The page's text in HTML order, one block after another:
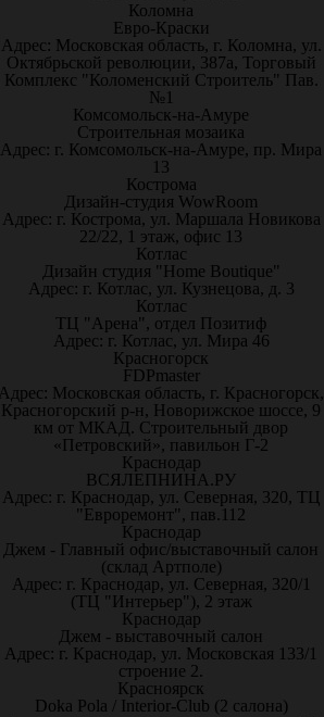
Коломна
Евро-Краски
Адрес: Московская область, г. Коломна, ул.
Октябрьской революции, 387а, Торговый
Комплекс "Коломенский Строитель" Пав.
№1
Комсомольск-на-Амуре
Строительная мозаика
Адрес: г. Комсомольск-на-Амуре, пр. Мира
13
Кострома
Дизайн-студия WowRoom
Адрес: г. Кострома, ул. Маршала Новикова
22/22, 1 этаж, офис 13
Котлас
Дизайн студия "Home Boutique"
Адрес: г. Котлас, ул. Кузнецова, д. 3
Котлас
ТЦ "Арена", отдел Позитиф
Адрес: г. Котлас, ул. Мира 46
Красногорск
FDPmaster
Московская область, г. Красногорск,
Красногорский р-н, Новорижское шоссе, 9
км от МКАД. Строительный двор
«Петровский», павильон Г-2
Краснодар
ВСЯЛЕПНИНА.РУ
Адрес: г. Краснодар, ул. Северная, 320, ТЦ
"Евроремонт", пав.112
Краснодар
Джем - Главный офис/выставочный салон
(склад Артполе)
Адрес: г. Краснодар, ул. Северная, 320/1
(ТЦ "Интерьер"), 2 этаж
Краснодар
Джем - выставочный салон
Адрес: г. Краснодар, ул. Московская 133/1
строение 2.
Красноярск
Doka Pola / Interior-Club (2 салона)